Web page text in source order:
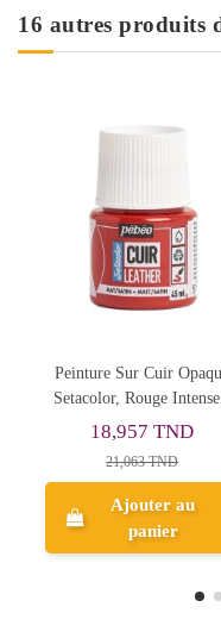
16 autres produits
Coffret Peinture
Setacolor Cuir -
89,321
Aperçu